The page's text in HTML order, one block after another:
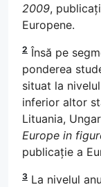
2009,
Europene.
2 Însă pe
ponderea
situat la
inferior altor
Lituania,
Europe in
publicație a
3 La nivelul